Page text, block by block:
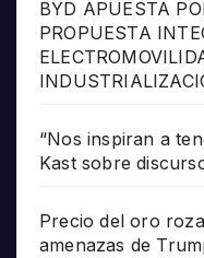
BYD APUESTA
PROPUESTA
“Nos inspiran a
Kast sobre
Precio del oro
amenazas de